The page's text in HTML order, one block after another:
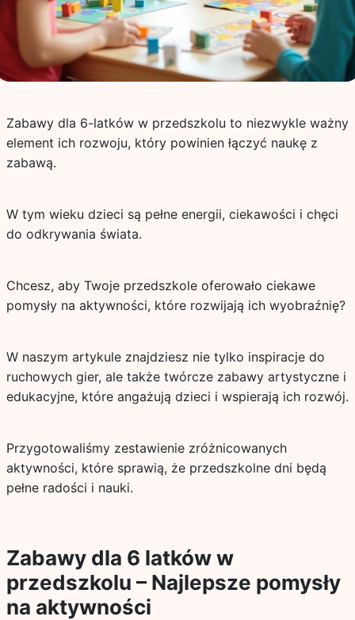
Zabawy dla 6-latków w przedszkolu to niezwykle ważny
element ich rozwoju, który powinien łączyć naukę z
zabawą.
W tym wieku dzieci są pełne energii, ciekawości i chęci
do odkrywania świata.
Chcesz, aby Twoje przedszkole oferowało ciekawe
pomysły na aktywności, które rozwijają ich wyobraźnię?
W naszym artykule znajdziesz nie tylko inspiracje do
ruchowych gier, ale także twórcze zabawy artystyczne i
edukacyjne, które angażują dzieci i wspierają ich rozwój.
Przygotowaliśmy zestawienie zróżnicowanych
aktywności, które sprawią, że przedszkolne dni będą
pełne radości i nauki.
Zabawy dla 6 latków w
przedszkolu – Najlepsze pomysły
na aktywności